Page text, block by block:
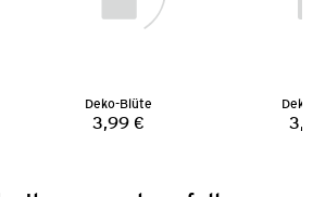
Deko-Blüte
Preis:
3,99 €